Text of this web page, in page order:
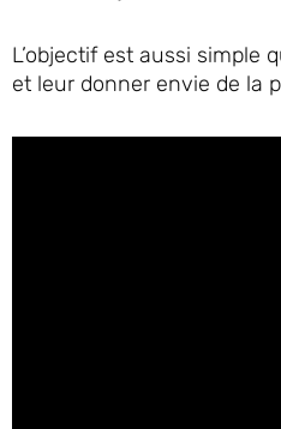
L’objectif est aussi simple
et leur donner envie de la